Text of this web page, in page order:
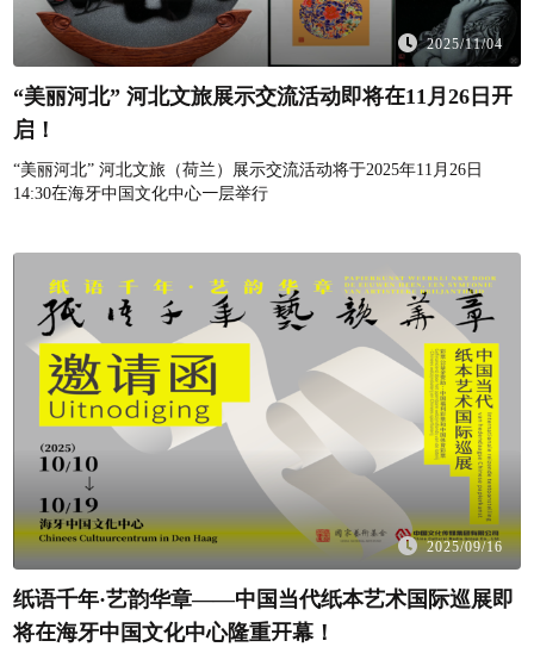
2025/11/04
“美丽河北” 河北文旅展示交流活动即将在11月26日开
启！
“美丽河北” 河北文旅（荷兰）展示交流活动将于2025年11月26日
14:30在海牙中国文化中心一层举行
2025/09/16
纸语千年·艺韵华章——中国当代纸本艺术国际巡展即
将在海牙中国文化中心隆重开幕！